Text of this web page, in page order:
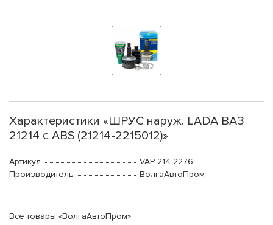
Характеристики «ШРУС наруж. LADA ВАЗ
21214 с ABS (21214-2215012)»
Артикул
VAP-214-2276
Производитель
ВолгаАвтоПром
Все товары «ВолгаАвтоПром»